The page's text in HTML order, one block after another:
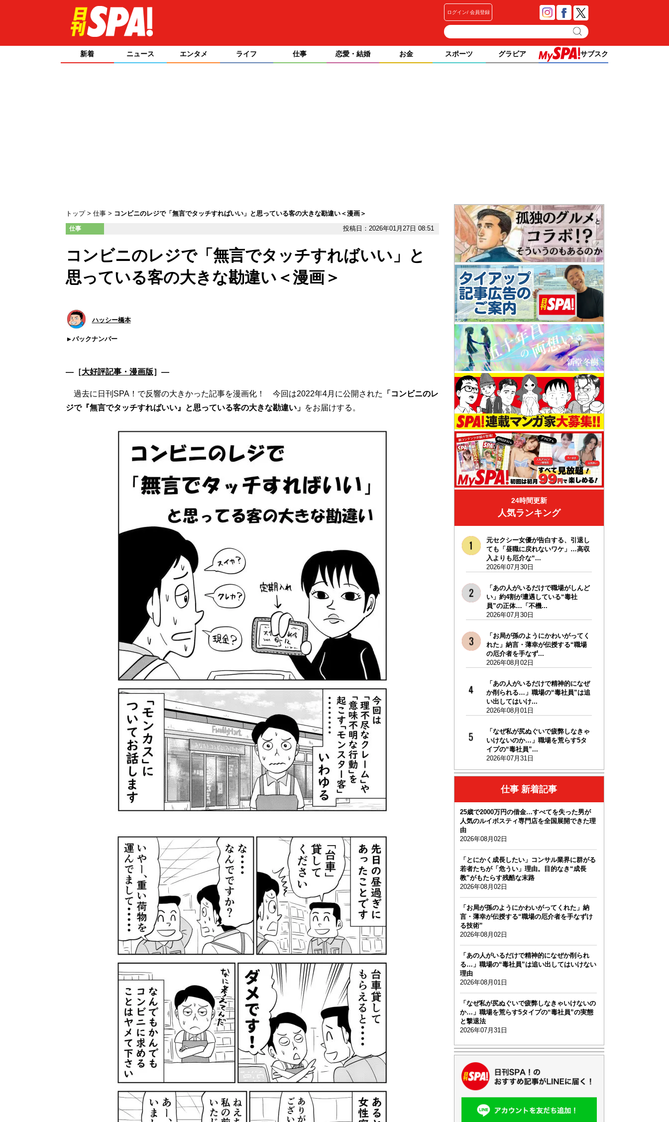
ログイン 会員登録
新着 ニュース エンタメ ライフ 仕事 恋愛・結婚 お金 スポーツ グラビア サブスク
トップ 仕事 コンビニのレジで「無言でタッチすればいい」と思っている客の大きな勘違い＜漫画＞
仕事 投稿日：2026年01月27日 08:51
コンビニのレジで「無言でタッチすればいい」と
思っている客の大きな勘違い＜漫画＞
ハッシー橋本
バックナンバー
―［大好評記事・漫画版］―
過去に日刊SPA！で反響の大きかった記事を漫画化！ 今回は2022年4月に公開された 「コンビニのレ
ジで『無言でタッチすればいい』と思っている客の大きな勘違い」 をお届けする。
24時間更新
人気ランキング
元セクシー女優が告白する、引退し
ても「昼職に戻れないワケ」…高収
入よりも厄介な“...
2026年07月30日
「あの人がいるだけで職場がしんど
い」約4割が遭遇している“毒社
員”の正体…「不機...
2026年07月30日
「お局が孫のようにかわいがってく
れた」納言・薄幸が伝授する“職場
の厄介者を手なず...
2026年08月02日
「あの人がいるだけで精神的になぜ
か削られる…」職場の“毒社員”は追
い出してはいけ...
2026年08月01日
「なぜ私が尻ぬぐいで疲弊しなきゃ
いけないのか…」職場を荒らす5タ
イプの“毒社員”...
2026年07月31日
仕事 新着記事
25歳で2000万円の借金…すべてを失った男が
人気のルイボスティ専門店を全国展開できた理
由
2026年08月02日
「とにかく成長したい」コンサル業界に群がる
若者たちが「危うい」理由。目的なき“成長
教”がもたらす残酷な末路
2026年08月02日
「お局が孫のようにかわいがってくれた」納
言・薄幸が伝授する“職場の厄介者を手なずけ
る技術”
2026年08月02日
「あの人がいるだけで精神的になぜか削られ
る…」職場の“毒社員”は追い出してはいけない
理由
2026年08月01日
「なぜ私が尻ぬぐいで疲弊しなきゃいけないの
か…」職場を荒らす5タイプの“毒社員”の実態
と撃退法
2026年07月31日